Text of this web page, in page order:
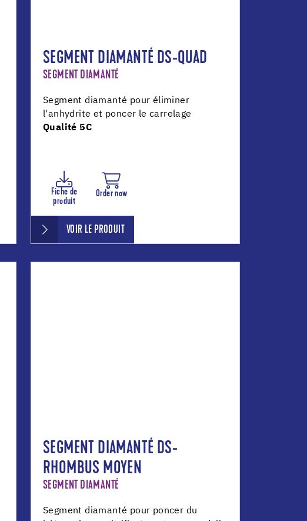
SEGMENT DIAMANTÉ DS-QUAD
SEGMENT DIAMANTÉ
Segment diamanté pour éliminer
l'anhydrite et poncer le carrelage
Qualité 5C
Fiche de
produit
Order now
VOIR LE PRODUIT
SEGMENT DIAMANTÉ DS-
RHOMBUS MOYEN
SEGMENT DIAMANTÉ
Segment diamanté pour poncer du